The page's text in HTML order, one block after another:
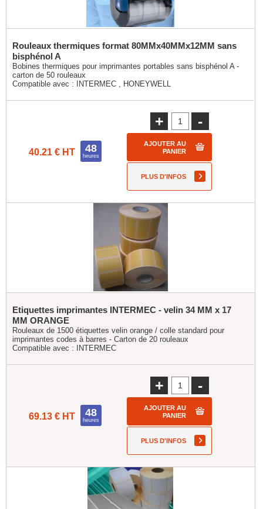
Rouleaux thermiques format 80MMx40MMx12MM sans
bisphénol A
Bobines thermiques pour imprimantes portables sans bisphénol A -
carton de 50 rouleaux
Compatible avec :
INTERMEC HONEYWELL
40.21 € HT 48
heures
+ -
AJOUTER AU
PANIER
PLUS D'INFOS
Etiquettes imprimantes INTERMEC - velin 34 MM x 17
MM ORANGE
Rouleaux de 1500 étiquettes velin orange / colle standard pour
imprimantes codes à barres - Carton de 20 rouleaux
Compatible avec :
INTERMEC
69.13 € HT 48
heures
+ -
AJOUTER AU
PANIER
PLUS D'INFOS